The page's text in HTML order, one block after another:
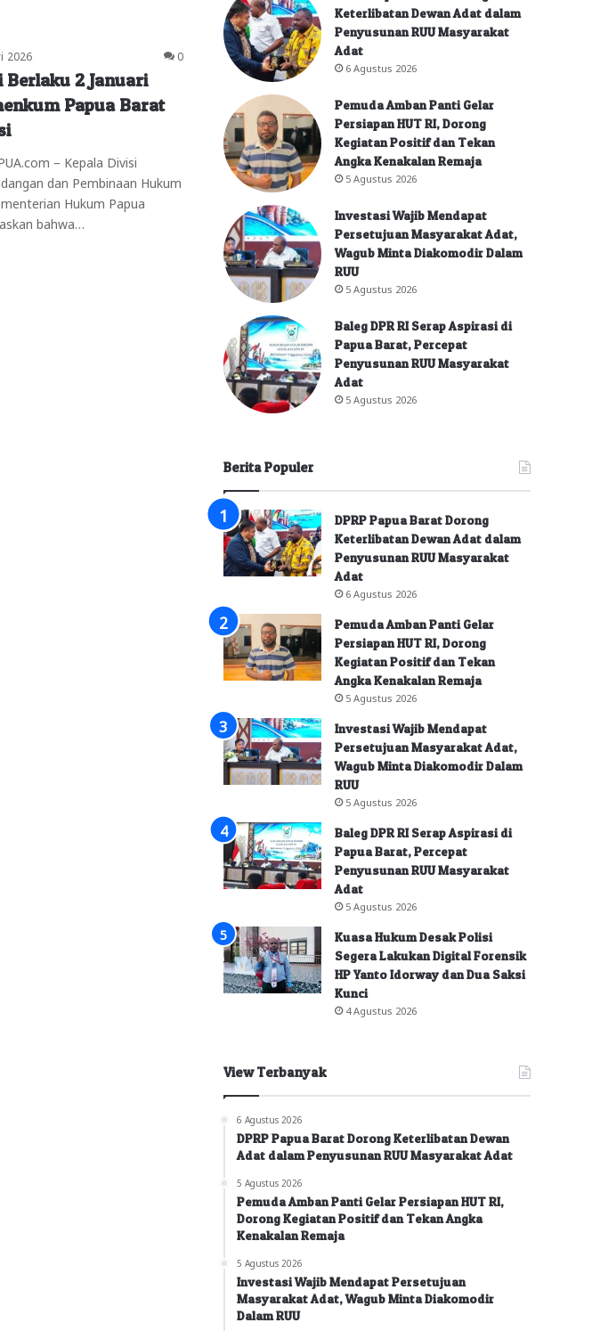
2026 0
Berlaku 2 Januari
Papua Barat
– Kepala Divisi
dan Pembinaan Hukum
Hukum Papua
bahwa…
Keterlibatan Dewan Adat dalam
Penyusunan RUU Masyarakat
Adat
6 Agustus 2026
Pemuda Amban Panti Gelar
Persiapan HUT RI, Dorong
Kegiatan Positif dan Tekan
Angka Kenakalan Remaja
5 Agustus 2026
Investasi Wajib Mendapat
Persetujuan Masyarakat Adat,
Wagub Minta Diakomodir Dalam
RUU
5 Agustus 2026
Baleg DPR RI Serap Aspirasi di
Papua Barat, Percepat
Penyusunan RUU Masyarakat
Adat
5 Agustus 2026
Berita Populer
DPRP Papua Barat Dorong
Keterlibatan Dewan Adat dalam
Penyusunan RUU Masyarakat
Adat
6 Agustus 2026
Pemuda Amban Panti Gelar
Persiapan HUT RI, Dorong
Kegiatan Positif dan Tekan
Angka Kenakalan Remaja
5 Agustus 2026
Investasi Wajib Mendapat
Persetujuan Masyarakat Adat,
Wagub Minta Diakomodir Dalam
RUU
5 Agustus 2026
Baleg DPR RI Serap Aspirasi di
Papua Barat, Percepat
Penyusunan RUU Masyarakat
Adat
5 Agustus 2026
Kuasa Hukum Desak Polisi
Segera Lakukan Digital Forensik
HP Yanto Idorway dan Dua Saksi
Kunci
4 Agustus 2026
View Terbanyak
6 Agustus 2026
DPRP Papua Barat Dorong Keterlibatan Dewan
Adat dalam Penyusunan RUU Masyarakat Adat
5 Agustus 2026
Pemuda Amban Panti Gelar Persiapan HUT RI,
Dorong Kegiatan Positif dan Tekan Angka
Kenakalan Remaja
5 Agustus 2026
Investasi Wajib Mendapat Persetujuan
Masyarakat Adat, Wagub Minta Diakomodir
Dalam RUU